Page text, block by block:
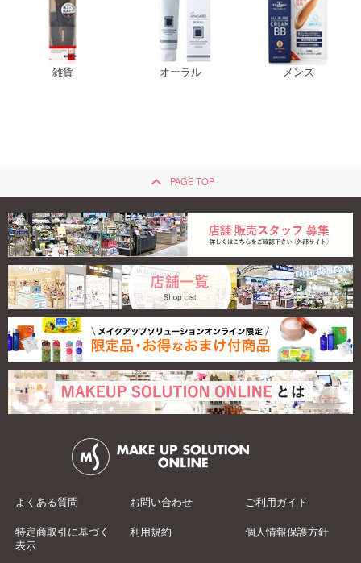
雑貨 オーラル メンズ
keyboard_arrow_up PAGE TOP
よくある質問 お問い合わせ ご利用ガイド
特定商取引に基づく
表示
利用規約 個人情報保護方針